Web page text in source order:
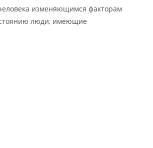
изменяющимся факторам
люди, имеющие